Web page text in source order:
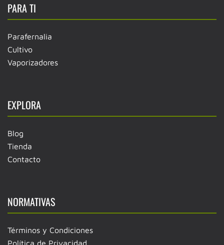
PARA TI
Parafernalia
Cultivo
Vaporizadores
EXPLORA
Blog
Tienda
Contacto
NORMATIVAS
Términos y Condiciones